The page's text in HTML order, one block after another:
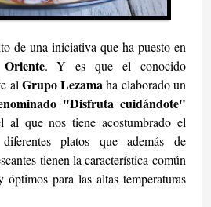
de una iniciativa que ha puesto en
. Y es que el conocido
al Grupo Lezamaha elaborado un
"Disfruta cuidándote"
que nos tiene acostumbrado el
platos que además de
tienen la característica común
óptimos para las altas temperaturas